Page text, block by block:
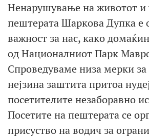
Ненарушување на животот и
пештерата Шаркова Дупка е
важност за нас, како
од Националниот Парк
Спроведуваме низа мерки
нејзина заштита притоа
посетителите незаборавно
Посетите на пештерата се
присуство на водич за